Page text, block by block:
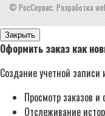
© РосСервис. Разработка
Закрыть
Оформить заказ как
Создание учетной
Просмотр заказов и
Отслеживание